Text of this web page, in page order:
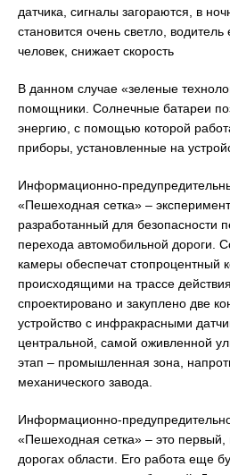
датчика, сигналы загораются, в
становится очень светло, водитель
человек, снижает скорость
В данном случае «зеленые
помощники. Солнечные батареи
энергию, с помощью которой
приборы, установленные на
Информационно-
«Пешеходная сетка» –
разработанный для безопасности
перехода автомобильной дороги.
камеры обеспечат стопроцентный
происходящими на трассе
спроектировано и закуплено две
устройство с инфракрасными
центральной, самой оживленной
этап – промышленная зона,
механического завода.
Информационно-
«Пешеходная сетка» – это
дорогах области. Его работа еще